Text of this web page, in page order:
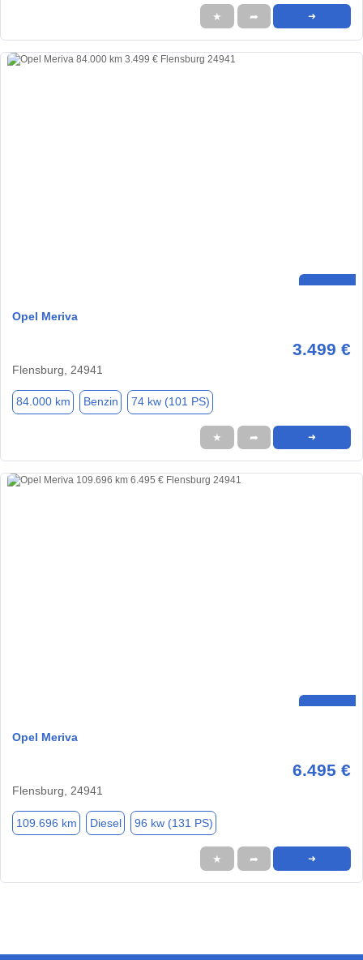
★ ➦ ➜
Opel Meriva
3.499 €
Flensburg, 24941
84.000 km Benzin 74 kw (101 PS)
★ ➦ ➜
Opel Meriva
6.495 €
Flensburg, 24941
109.696 km Diesel 96 kw (131 PS)
★ ➦ ➜